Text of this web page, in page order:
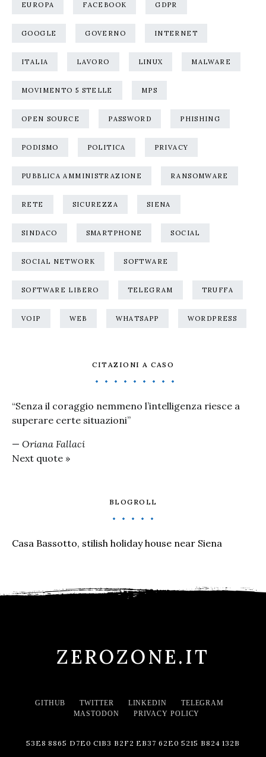
EUROPA FACEBOOK GDPR
GOOGLE GOVERNO INTERNET
ITALIA LAVORO LINUX MALWARE
MOVIMENTO 5 STELLE MPS
OPEN SOURCE PASSWORD PHISHING
PODISMO POLITICA PRIVACY
PUBBLICA AMMINISTRAZIONE RANSOMWARE
RETE SICUREZZA SIENA
SINDACO SMARTPHONE SOCIAL
SOCIAL NETWORK SOFTWARE
SOFTWARE LIBERO TELEGRAM TRUFFA
VOIP WEB WHATSAPP WORDPRESS
CITAZIONI A CASO
“Senza il coraggio nemmeno l’intelligenza riesce a
superare certe situazioni”
— Oriana Fallaci
Next quote »
BLOGROLL
Casa Bassotto, stilish holiday house near Siena
ZEROZONE.IT
GITHUB TWITTER LINKEDIN
TELEGRAM
MASTODON
PRIVACY POLICY
53E8 8865 D7E0 C1B3 B2F2 EB37 62E0 5215 B824 132B